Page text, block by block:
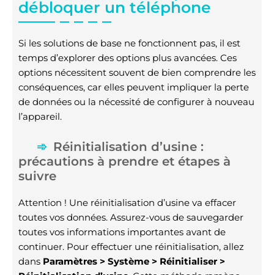
débloquer un téléphone
Si les solutions de base ne fonctionnent pas, il est
temps d’explorer des options plus avancées. Ces
options nécessitent souvent de bien comprendre les
conséquences, car elles peuvent impliquer la perte
de données ou la nécessité de configurer à nouveau
l’appareil.
Réinitialisation d’usine :
précautions à prendre et étapes à
suivre
Attention ! Une réinitialisation d’usine va effacer
toutes vos données. Assurez-vous de sauvegarder
toutes vos informations importantes avant de
continuer. Pour effectuer une réinitialisation, allez
dans Paramètres > Système > Réinitialiser >